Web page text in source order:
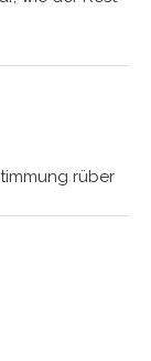
rüber